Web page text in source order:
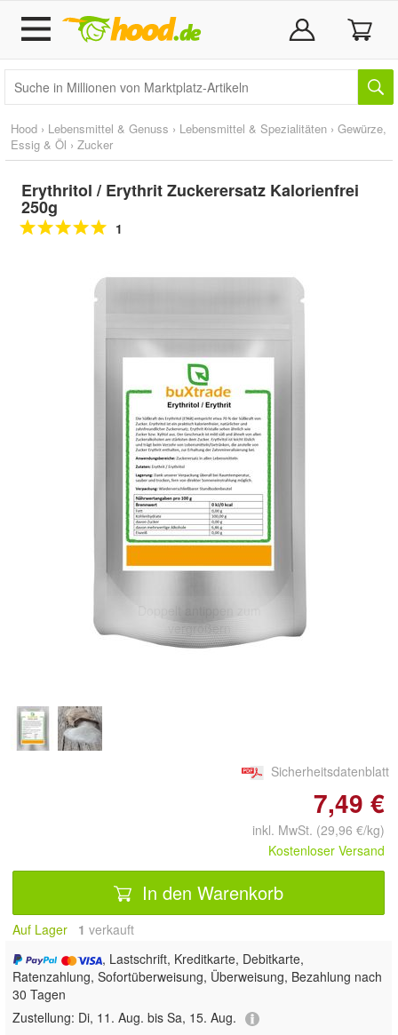
Hood › Lebensmittel & Genuss › Lebensmittel & Spezialitäten › Gewürze,
Essig & Öl › Zucker
Erythritol / Erythrit Zuckerersatz Kalorienfrei
250g
1
vergrößern
Sicherheitsdatenblatt
7,49 €
inkl. MwSt. (29,96 €/kg)
Kostenloser Versand
In den Warenkorb
Auf Lager 1 verkauft
, Lastschrift, Kreditkarte, Debitkarte,
Ratenzahlung, Sofortüberweisung, Überweisung, Bezahlung nach
30 Tagen
Zustellung: Di, 11. Aug. bis Sa, 15. Aug.